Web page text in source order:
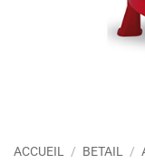
ACCUEIL / BETAIL /